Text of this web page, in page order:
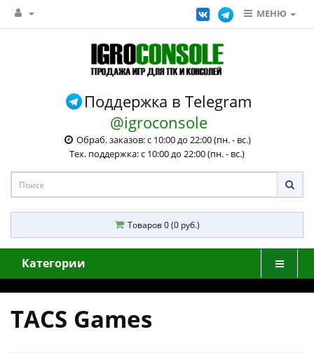
МЕНЮ
Поддержка в Telegram
@igroconsole
Обраб. заказов: с 10:00 до 22:00 (пн. - вс.)
Тех. поддержка: с 10:00 до 22:00 (пн. - вс.)
Товаров 0 (0 руб.)
Категории
TACS Games